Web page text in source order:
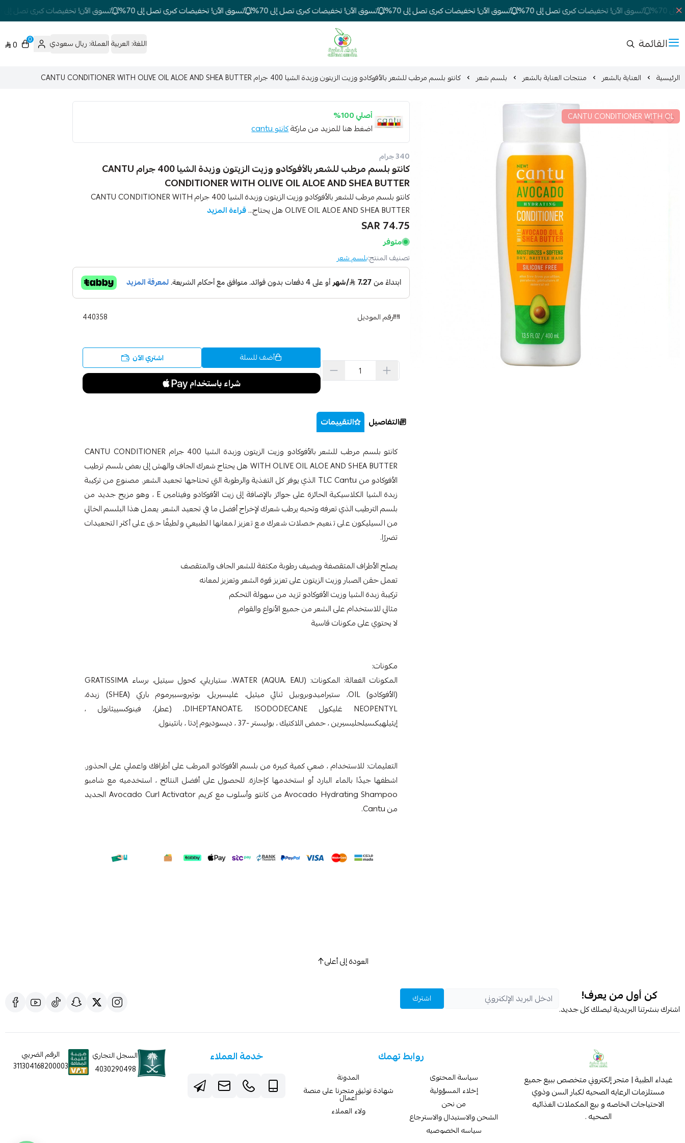
تسوق الآن! تخفيضات كبرى تصل إلى 70% تسوق الآن! تخفيضات كبرى تصل إلى 70% تسوق الآن! تخفيضات كبرى تصل إلى 70% تسوق الآن! تخفيضات كبرى تصل إلى 70% تسوق الآن! تخفيضات كبرى تصل إلى 70%
القائمة شركة غيداء المتطورة الطبية اللغة: العربيةالعملة: ريال سعودي 0
0
الرئيسية العناية بالشعر منتجات العناية بالشعر بلسم شعر كانتو بلسم مرطب للشعر بالأفوكادو وزيت الزيتون وزبدة الشيا 400 جرام CANTU CONDITIONER WITH OLIVE OIL ALOE AND SHEA BUTTER
CANTU CONDITIONER WITH OL
أصلي 100%
اضغط هنا للمزيد من ماركةكانتو cantu
340 جرام
كانتو بلسم مرطب للشعر بالأفوكادو وزيت الزيتون وزبدة الشيا 400 جرام CANTU
CONDITIONER WITH OLIVE OIL ALOE AND SHEA BUTTER
كانتو بلسم مرطب للشعر بالأفوكادو وزيت الزيتون وزبدة الشيا 400 جرام CANTU CONDITIONER WITH
OLIVE OIL ALOE AND SHEA BUTTER هل يحتاج...
قراءة المزيد
74.75 SAR
متوفر
تصنيف المنتج:بلسم شعر
رقم الموديل 440358
أضف للسلة اشتري الآن
التفاصيل التقييمات
كانتو بلسم مرطب للشعر بالأفوكادو وزيت الزيتون وزبدة الشيا 400 جرام CANTU CONDITIONER
WITH OLIVE OIL ALOE AND SHEA BUTTER هل يحتاج شعرك الجاف والهش إلى بعض بلسم ترطيب
الأفوكادو من TLC Cantu الذي يوفر كل التغذية والرطوبة التي تحتاجها تجعيد الشعر. مصنوع من تركيبة
زبدة الشيا الكلاسيكية الحائزة على جوائز بالإضافة إلى زيت الأفوكادو وفيتامين E ، وهو مزيج جديد من
بلسم الترطيب الذي تعرفه وتحبه يرطب شعرك لإخراج أفضل ما في تجعيد الشعر. يعمل هذا البلسم الخالي
من السيليكون على تنعيم خصلات شعرك مع تعزيز لمعانها الطبيعي ولطيفًا حتى على أكثر التجعيدات
تضررًا.
يصلح الأطراف المتقصفة ويضيف رطوبة مكثفة للشعر الجاف والمتقصف
تعمل حقن الصبار وزيت الزيتون على تعزيز قوة الشعر وتعزيز لمعانه
تركيبة زبدة الشيا وزيت الأفوكادو تزيد من سهولة التحكم
مثالي للاستخدام على الشعر من جميع الأنواع والقوام
لا يحتوي على مكونات قاسية
مكونات:
المكونات الفعالة: المكونات: WATER (AQUA، EAU)، ستياريلي، كحول سيتيل، برساء GRATISSIMA
(الأفوكادو) OIL، ستيراميدوبروبيل ثنائي ميثيل، غليسيريل، بوتيروسبيرموم باركي (SHEA) زبدة،
NEOPENTYL غليكول DIHEPTANOATE، ISODODECANE، (عطر)، فينوكسييثانول ،
إيثيلهيكسيلجليسيرين ، حمض اللاكتيك ، بوليستر -37 ، ديسوديوم إدتا ، بانثينول.
التعليمات: للاستخدام ، ضعي كمية كبيرة من بلسم الأفوكادو المرطب على أطرافك واعملي على الجذور.
اشطفها جيدًا بالماء البارد أو استخدمها كإجازة. للحصول على أفضل النتائج ، استخدميه مع شامبو
Avocado Hydrating Shampoo من كانتو وأسلوب مع كريم Avocado Curl Activator الجديد
من Cantu.
العودة إلى أعلى
كن أول من يعرف!
اشترك بنشرتنا البريدية ليصلك كل جديد.
اشترك
غيداء الطبية | متجر إلكتروني متخصص ببيع جميع
مستلزمات الرعايه الصحيه لكبار السن وذوي
الاحتياجات الخاصه و بيع المكملات الغذائيه
الصحيه .
روابط تهمك
سياسة المحتوى
إخلاء المسؤولية
من نحن
الشحن والاستبدال والاسترجاع
سياسه الخصوصيه
المدونة
شهادة توثيق متجرنا على منصة
أعمال
ولاء العملاء
خدمة العملاء
السجل التجاري
4030290498
الرقم الضريبي
311304168200003